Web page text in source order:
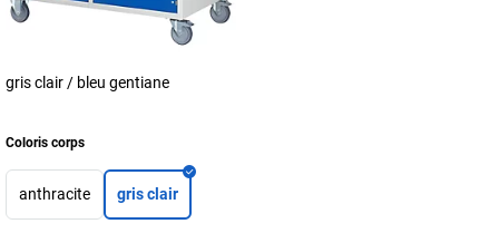
gris clair / bleu gentiane
Coloris corps
anthracite gris clair